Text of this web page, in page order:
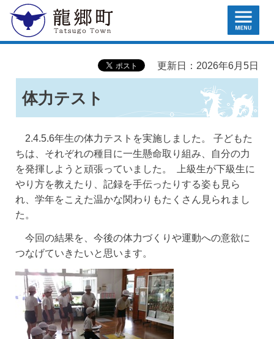
龍郷町 MENU
更新日：2026年6月5日
体力テスト
2.4.5.6年生の体力テストを実施しました。 子どもた
ちは、それぞれの種目に一生懸命取り組み、自分の力
を発揮しようと頑張っていました。 上級生が下級生に
やり方を教えたり、記録を手伝ったりする姿も見ら
れ、学年をこえた温かな関わりもたくさん見られまし
た。
今回の結果を、今後の体力づくりや運動への意欲に
つなげていきたいと思います。